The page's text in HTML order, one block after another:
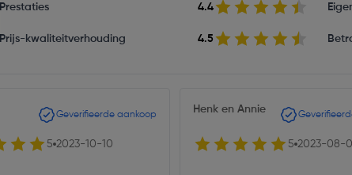
Prestaties 4.4
Prijs-kwaliteitverhouding 4.5
Geverifieerde aankoop
5 2023-10-10
Henk en Annie
5 2023-08-